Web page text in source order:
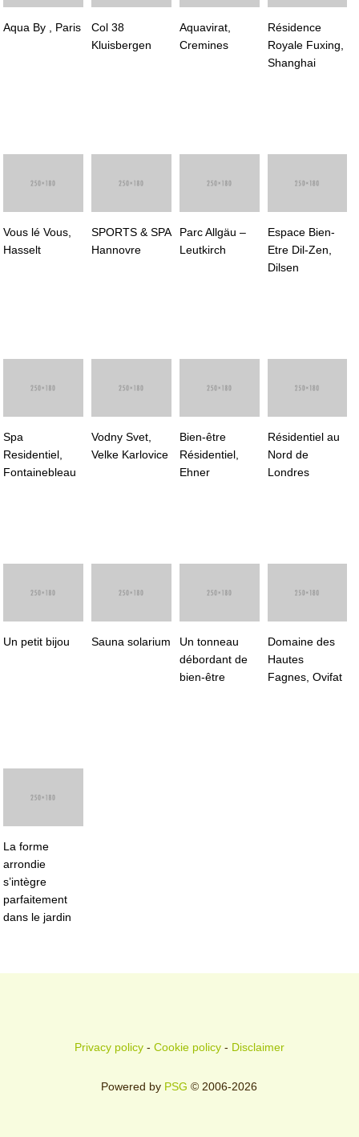
Aqua By , Paris
Col 38
Kluisbergen
Aquavirat,
Cremines
Résidence
Royale Fuxing,
Shanghai
Vous lé Vous,
Hasselt
SPORTS & SPA
Hannovre
Parc Allgäu –
Leutkirch
Espace Bien-
Etre Dil-Zen,
Dilsen
Spa
Residentiel,
Fontainebleau
Vodny Svet,
Velke Karlovice
Bien-être
Résidentiel,
Ehner
Résidentiel au
Nord de
Londres
Un petit bijou Sauna solarium
Un tonneau
débordant de
bien-être
Domaine des
Hautes
Fagnes, Ovifat
La forme
arrondie
s’intègre
parfaitement
dans le jardin
Privacy policy- Cookie policy- Disclaimer
Powered by PSG © 2006-2026